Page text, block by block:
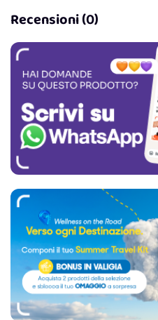
Recensioni (0)